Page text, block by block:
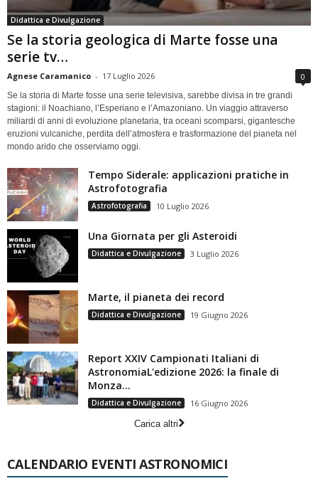
Didattica e Divulgazione
Se la storia geologica di Marte fosse una
serie tv…
Agnese Caramanico - 17 Luglio 2026 0
Se la storia di Marte fosse una serie televisiva, sarebbe divisa in tre grandi
stagioni: il Noachiano, l’Esperiano e l’Amazoniano. Un viaggio attraverso
miliardi di anni di evoluzione planetaria, tra oceani scomparsi, gigantesche
eruzioni vulcaniche, perdita dell’atmosfera e trasformazione del pianeta nel
mondo arido che osserviamo oggi.
Tempo Siderale: applicazioni pratiche in
Astrofotografia
Astrofotografia 10 Luglio 2026
Una Giornata per gli Asteroidi
Didattica e Divulgazione 3 Luglio 2026
Marte, il pianeta dei record
Didattica e Divulgazione 19 Giugno 2026
Report XXIV Campionati Italiani di
AstronomiaL'edizione 2026: la finale di
Monza...
Didattica e Divulgazione
16 Giugno 2026
Carica altri
CALENDARIO EVENTI ASTRONOMICI